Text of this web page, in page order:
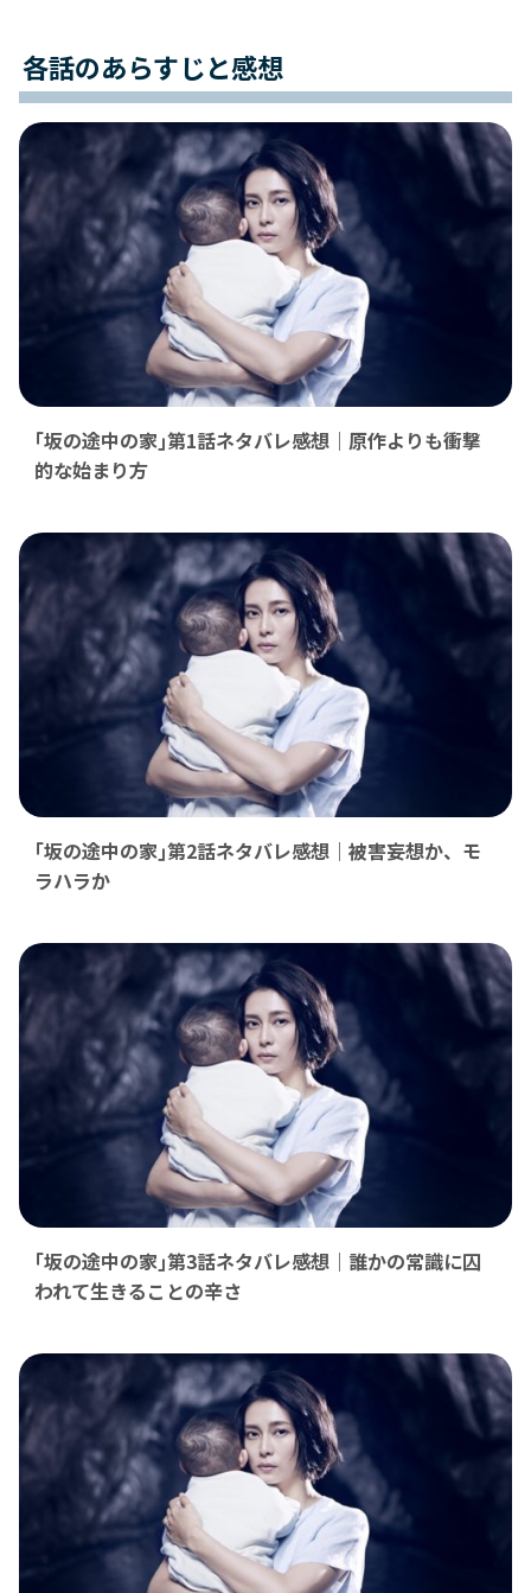
各話のあらすじと感想
｢坂の途中の家｣第1話ネタバレ感想｜原作よりも衝撃
的な始まり方
｢坂の途中の家｣第2話ネタバレ感想｜被害妄想か、モ
ラハラか
｢坂の途中の家｣第3話ネタバレ感想｜誰かの常識に囚
われて生きることの辛さ